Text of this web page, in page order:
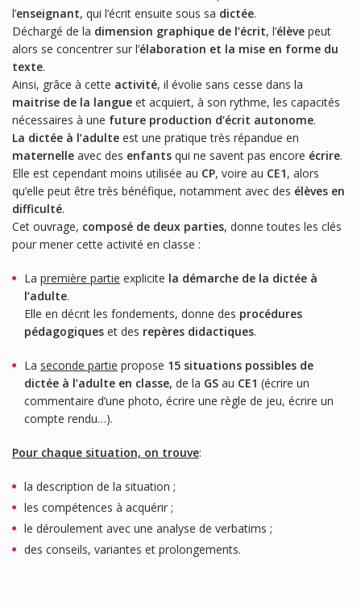
l’enseignant, qui l’écrit ensuite sous sa dictée.
Déchargé de la dimension graphique de l’écrit, l’élève peut
alors se concentrer sur l’élaboration et la mise en forme du
texte.
Ainsi, grâce à cette activité, il évolie sans cesse dans la
maitrise de la langue et acquiert, à son rythme, les capacités
nécessaires à une future production d’écrit autonome.
La dictée à l’adulte est une pratique très répandue en
maternelle avec des enfants qui ne savent pas encore écrire.
Elle est cependant moins utilisée au CP, voire au CE1, alors
qu’elle peut être très bénéfique, notamment avec des élèves en
difficulté.
Cet ouvrage, composé de deux parties, donne toutes les clés
pour mener cette activité en classe :
La première partie explicite la démarche de la dictée à
l’adulte.
Elle en décrit les fondements, donne des procédures
pédagogiques et des repères didactiques.
La seconde partie propose 15 situations possibles de
dictée à l’adulte en classe, de la GS au CE1 (écrire un
commentaire d’une photo, écrire une règle de jeu, écrire un
compte rendu…).
Pour chaque situation, on trouve:
la description de la situation ;
les compétences à acquérir ;
le déroulement avec une analyse de verbatims ;
des conseils, variantes et prolongements.